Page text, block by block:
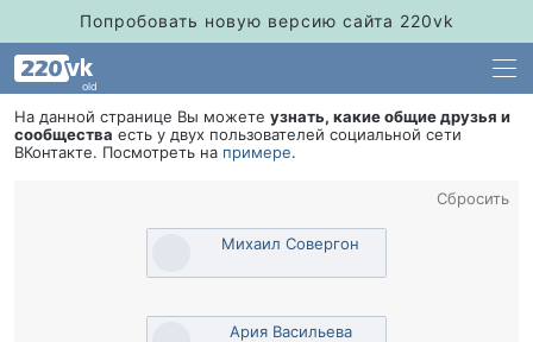
Попробовать новую версию сайта 220vk
old
На данной странице Вы можете узнать, какие общие друзья и
сообщества есть у двух пользователей социальной сети
Контакте. Посмотреть на примере.
Сбросить
Михаил Совергон
Ария Васильева